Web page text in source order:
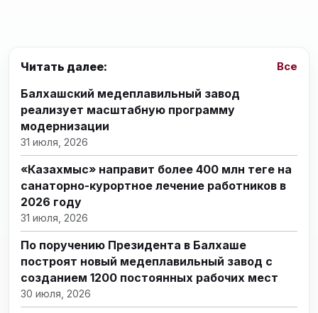
Читать далее: Все
Балхашский медеплавильный завод
реализует масштабную программу
модернизации
31 июля, 2026
«Казахмыс» направит более 400 млн теңге на
санаторно-курортное лечение работников в
2026 году
31 июля, 2026
По поручению Президента в Балхаше
построят новый медеплавильный завод с
созданием 1200 постоянных рабочих мест
30 июля, 2026